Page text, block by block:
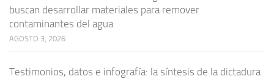
buscan desarrollar materiales para remover
contaminantes del agua
AGOSTO 3, 2026
Testimonios, datos e infografía: la síntesis de la dictadura